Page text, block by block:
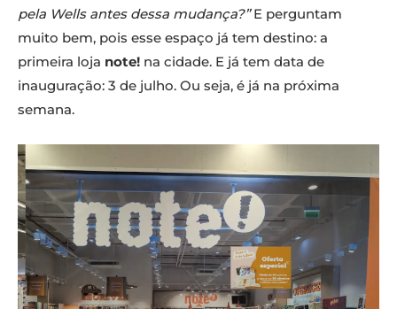
pela Wells antes dessa mudança?”E perguntam
muito bem, pois esse espaço já tem destino: a
primeira loja note! na cidade. E já tem data de
inauguração: 3 de julho. Ou seja, é já na próxima
semana.